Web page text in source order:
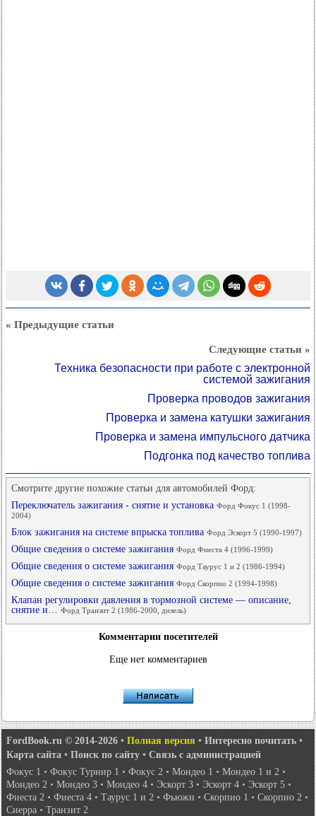
« Предыдущие статьи
Следующие статьи »
Техника безопасности при работе с электронной
системой зажигания
Проверка проводов зажигания
Проверка и замена катушки зажигания
Проверка и замена импульсного датчика
Подгонка под качество топлива
Смотрите другие похожие статьи для автомобилей Форд:
Переключатель зажигания - снятие и установка Форд Фокус 1 (1998-
2004)
Блок зажигания на системе впрыска топлива Форд Эскорт 5 (1990-1997)
Общие сведения о системе зажигания Форд Фиеста 4 (1996-1999)
Общие сведения о системе зажигания Форд Таурус 1 и 2 (1986-1994)
Общие сведения о системе зажигания Форд Скорпио 2 (1994-1998)
Клапан регулировки давления в тормозной системе — описание,
снятие и… Форд Транзит 2 (1986-2000, дизель)
Комментарии посетителей
Еще нет комментариев
FordBook.ru © 2014-2026 • Полная версия • Интересно почитать •
Карта сайта • Поиск по сайту • Связь с администрацией
Фокус 1 • Фокус Турнир 1 • Фокус 2 • Мондео 1 • Мондео 1 и 2 •
Мондео 2 • Мондео 3 • Мондео 4 • Эскорт 3 • Эскорт 4 • Эскорт 5 •
Фиеста 2 • Фиеста 4 • Таурус 1 и 2 • Фьюжн • Скорпио 1 • Скорпио 2 •
Сиерра • Транзит 2